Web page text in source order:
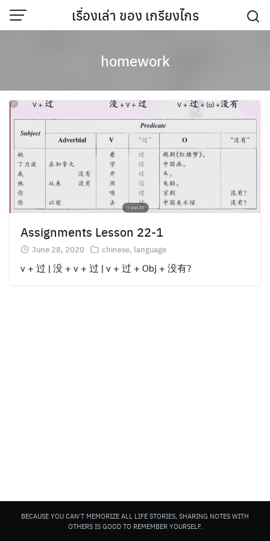
Skip
เรื่องเล่า ของ เกรียงไกร
homework
Assignments Lesson 22-1
June 28, 2020 chinese, language
v + 过 | 没 + v + 过 | v + 过 + Obj + 没有?
BECAUSE YOU CAN'T MEMORIZE ALL LIFE STORIES, SHARING NOTES WITH
OTHERS IS GOOD TO REMEMBER YOURSELF.